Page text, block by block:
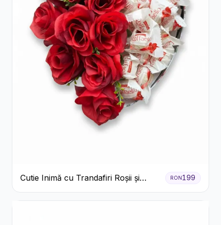
Cutie Inimă cu Trandafiri Roșii și
Raffaello
RON199